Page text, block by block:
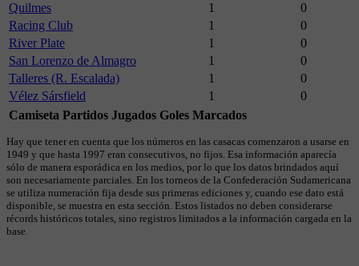
Quilmes
1
0
Racing Club
1
0
River Plate
1
0
San Lorenzo de Almagro
1
0
Talleres (R. Escalada)
1
0
Vélez Sársfield
1
0
Camiseta Partidos Jugados Goles Marcados
Hay que tener en cuenta que los números en las casacas comenzaron a usarse en
1949 y que hasta 1997 eran consecutivos, no fijos. Esa información aparecía
sólo de manera esporádica en los medios, por lo que los datos brindados aquí
son necesariamente parciales. En los torneos de la Confederación Sudamericana
se utiliza numeración fija desde sus primeras ediciones y, cuando ese dato está
disponible, se muestra en esta sección. Estos listados no deben considerarse
récords históricos totales, sino registros limitados a la información cargada en la
base.